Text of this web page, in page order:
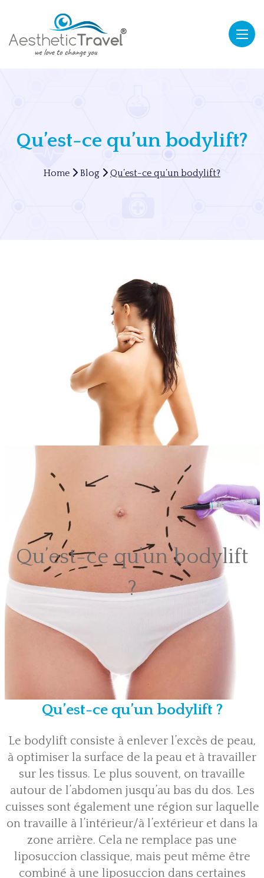
Qu’est-ce qu’un bodylift?
Home Blog Qu’est-ce qu’un bodylift?
Qu’est-ce qu’un bodylift
?
Qu’est-ce qu’un bodylift ?
Le bodylift consiste à enlever l’excès de peau,
à optimiser la surface de la peau et à travailler
sur les tissus. Le plus souvent, on travaille
autour de l’abdomen jusqu’au bas du dos. Les
cuisses sont également une région sur laquelle
on travaille à l’intérieur/à l’extérieur et dans la
zone arrière. Cela ne remplace pas une
liposuccionclassique, mais peut même être
combiné à une liposuccion dans certaines